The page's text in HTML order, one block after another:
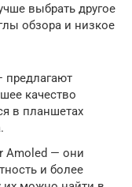
выбрать другое
обзора и низкое
качество
в планшетах
Amoled — они
и более